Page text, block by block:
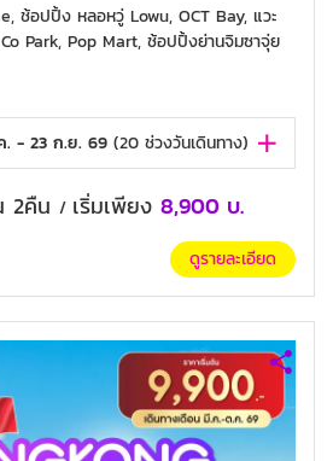
ช้อปปิ้ง หลอหวู่ Lowu, OCT Bay, แวะ
Park, Pop Mart, ช้อปปิ้งย่านจิมซาจุ่ย
. - 23 ก.ย. 69 (20 ช่วงวันเดินทาง)
2คืน / เริ่มเพียง 8,900 บ.
ดูรายละเอียด